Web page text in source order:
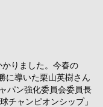
りました。今春の
に導いた栗山英樹さん
パン強化委員会委員長
チャンピオンシップ」